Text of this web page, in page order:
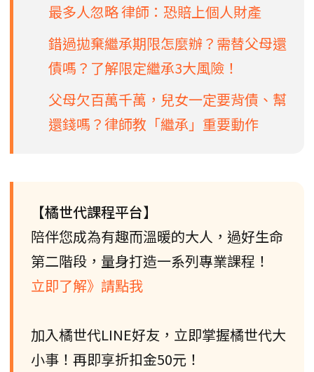
最多人忽略 律師：恐賠上個人財產
錯過拋棄繼承期限怎麼辦？需替父母還
債嗎？了解限定繼承3大風險！
父母欠百萬千萬，兒女一定要背債、幫
還錢嗎？律師教「繼承」重要動作
【橘世代課程平台】
陪伴您成為有趣而溫暖的大人，過好生命
第二階段，量身打造一系列專業課程！
立即了解》請點我
加入橘世代LINE好友，立即掌握橘世代大
小事！再即享折扣金50元！